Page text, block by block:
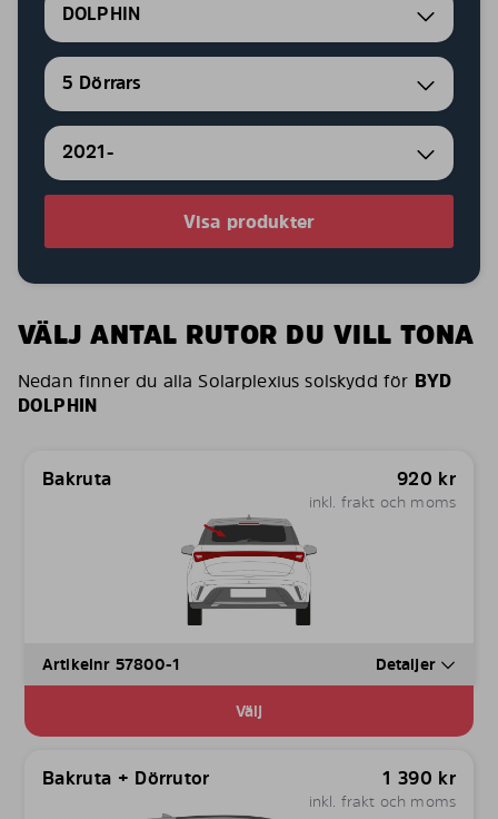
DOLPHIN
5 Dörrars
2021-
Visa produkter
VÄLJ ANTAL RUTOR DU VILL TONA
Nedan finner du alla Solarplexius solskydd för BYD
DOLPHIN
Bakruta 920 kr
inkl. frakt och moms
Artikelnr 57800-1 Detaljer
Välj
Bakruta + Dörrutor 1 390 kr
inkl. frakt och moms